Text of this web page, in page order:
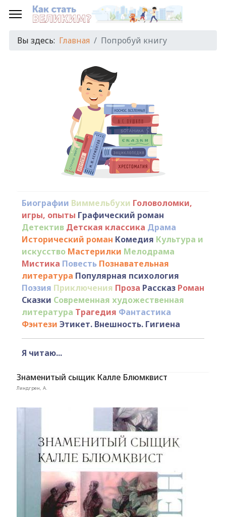
Вы здесь: Главная Попробуй книгу
Биографии Виммельбухи Головоломки,
игры, опыты Графический роман
Детектив Детская классика Драма
Исторический роман Комедия Культура и
искусство Мастерилки Мелодрама
Мистика Повесть Познавательная
литература Популярная психология
Поэзия Приключения Проза Рассказ Роман
Сказки Современная художественная
литература Трагедия Фантастика
Фэнтези Этикет. Внешность. Гигиена
Я читаю...
Знаменитый сыщик Калле Блюмквист
Линдгрен, А.